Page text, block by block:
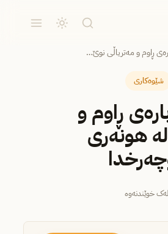
ڕاوم و مەتریاڵی نوێ…
شێوەکاری
ڕاوم و
هونەری